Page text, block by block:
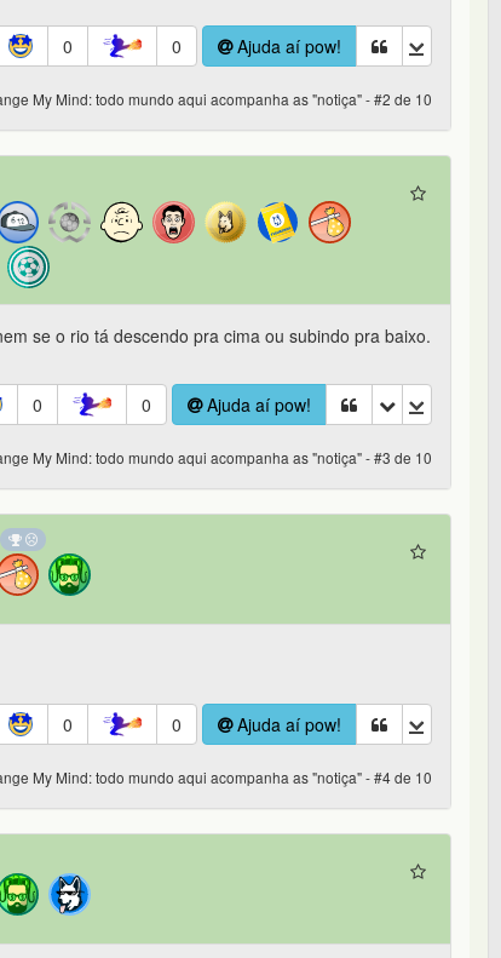
0 0 Ajuda aí pow!
My Mind: todo mundo aqui acompanha as "notiça" - #2 de 10
se o rio tá descendo pra cima ou subindo pra baixo.
0 0 Ajuda aí pow!
My Mind: todo mundo aqui acompanha as "notiça" - #3 de 10
0 0 Ajuda aí pow!
My Mind: todo mundo aqui acompanha as "notiça" - #4 de 10